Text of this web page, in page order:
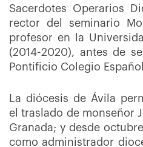
Sacerdotes Operarios
rector del seminario
profesor en la
(2014-2020), antes de
Pontificio Colegio
La diócesis de Ávila
el traslado de monseñor
Granada; y desde
como administrador